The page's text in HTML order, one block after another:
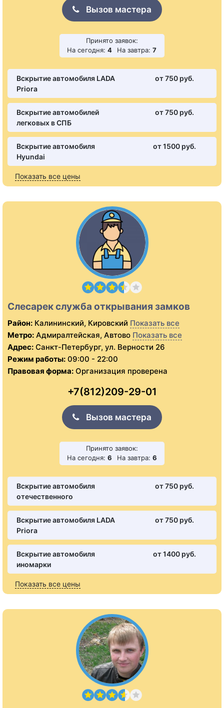
Вызов мастера
Принято заявок:
На сегодня: 4 На завтра: 7
Вскрытие автомобиля LADA
Priora
от 750 pуб.
Вскрытие автомобилей
легковых в СПБ
от 750 pуб.
Вскрытие автомобиля
Hyundai
от 1500 pуб.
Показать все цены
Слесарек служба открывания замков
Район: Калининский, Кировский Показать все
Метро: Адмиралтейская, Автово Показать все
Адрес: Санкт-Петербург, ул. Верности 26
Режим работы: 09:00 - 22:00
Правовая форма: Организация проверена
+7(812)209-29-01
Вызов мастера
Принято заявок:
На сегодня: 6 На завтра: 6
Вскрытие автомобиля
отечественного
от 750 pуб.
Вскрытие автомобиля LADA
Priora
от 750 pуб.
Вскрытие автомобиля
иномарки
от 1400 pуб.
Показать все цены